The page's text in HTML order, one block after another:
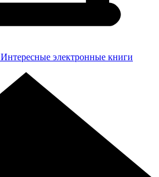
Интересные электронные книги